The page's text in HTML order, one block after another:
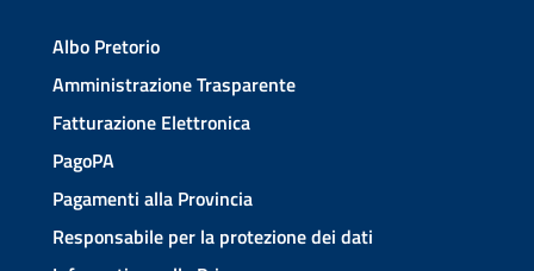
Albo Pretorio
Amministrazione Trasparente
Fatturazione Elettronica
PagoPA
Pagamenti alla Provincia
Responsabile per la protezione dei dati